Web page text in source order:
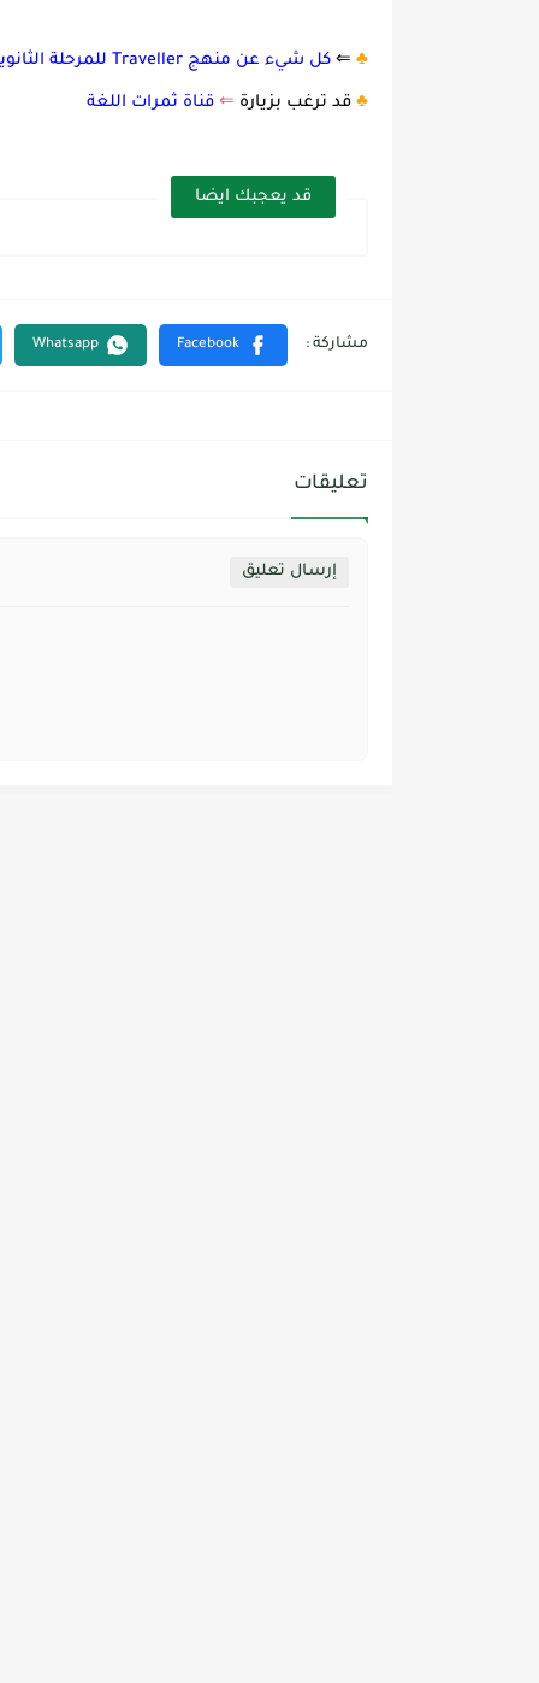
♣️
⇐ كل شيء عن منهج Traveller للمرحلة الثانوية
♣️ قد ترغب بزيارة ⇐ قناة ثمرات اللغة
قد يعجبك ايضا
تعليقات
إرسال تعليق